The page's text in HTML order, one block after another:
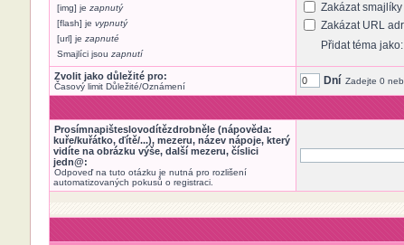
[img] je zapnutý
[flash] je vypnutý
[url] je zapnuté
Smajlíci jsou zapnutí
Zakázat smajlíky
Zakázat URL
Přidat téma jako:
Zvolit jako důležité pro:
Časový limit Důležité/Oznámení Dní Zadejte 0
Prosímnapišteslovodítězdrobněle (nápověda:
kuře/kuřátko, ďítě/...), mezeru, název nápoje, který
vidíte na obrázku výše, další mezeru, číslici
jedn@:
Odpoveď na tuto otázku je nutná pro rozlišení
automatizovaných pokusů o registraci.